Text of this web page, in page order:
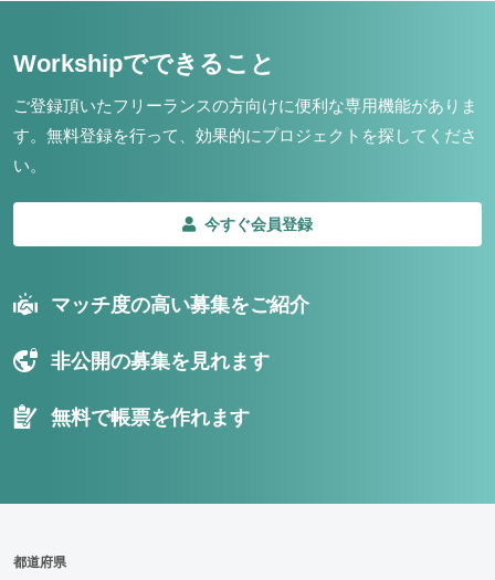
Workshipでできること
ご登録頂いたフリーランスの方向けに便利な専用機能がありま
す。 無料登録を行って、効果的にプロジェクトを探してくださ
い。
今すぐ会員登録
マッチ度の高い募集をご紹介
非公開の募集を見れます
無料で帳票を作れます
都道府県